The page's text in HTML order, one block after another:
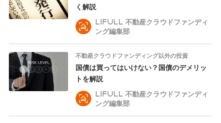
く解説
LIFULL 不動産クラウドファンディ
ング編集部
不動産クラウドファンディング以外の投資
国債は買ってはいけない？国債のデメリッ
トを解説
LIFULL 不動産クラウドファンディ
ング編集部